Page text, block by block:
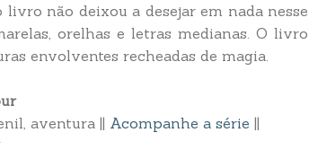
não deixou a desejar em nada nesse
orelhas e letras medianas. O livro
envolventes recheadas de magia.
aventura || Acompanhe a série ||